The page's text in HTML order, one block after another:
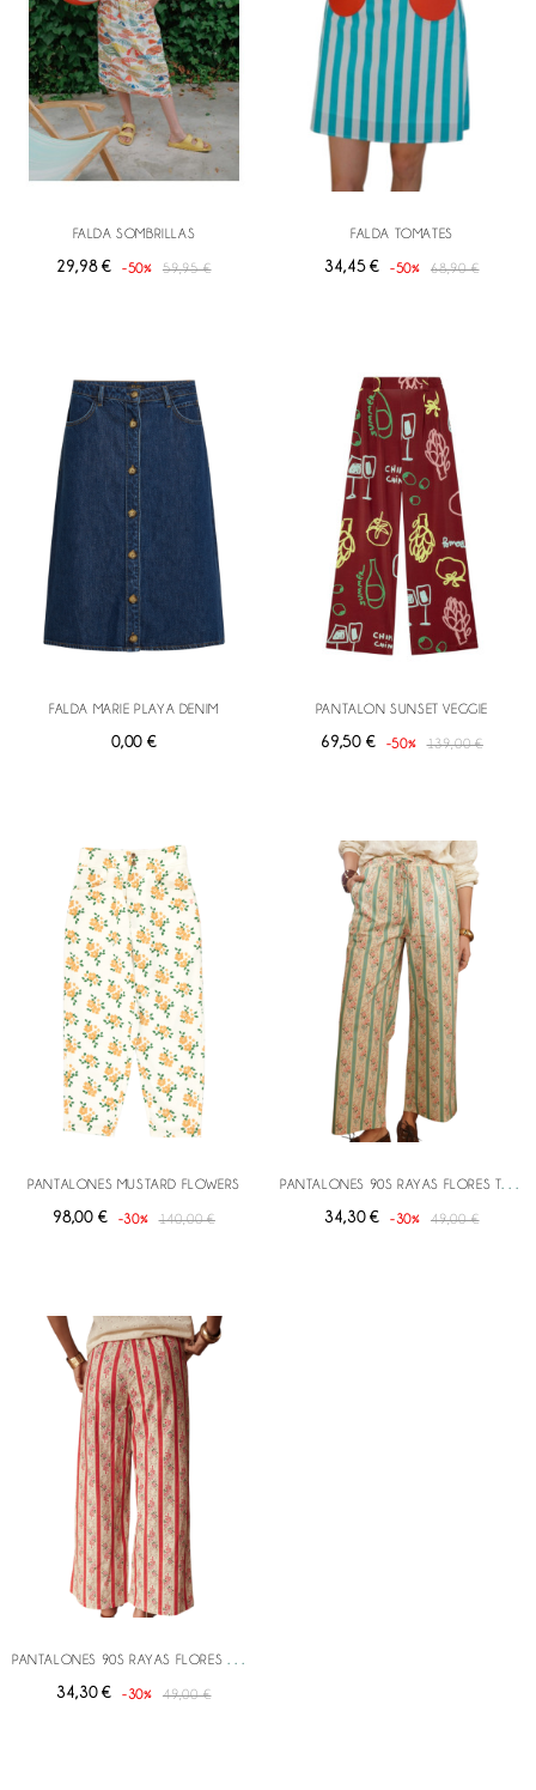
FALDA SOMBRILLAS
29,98 € -50% 59,95 €
FALDA TOMATES
34,45 € -50% 68,90 €
FALDA MARIE PLAYA DENIM
0,00 €
PANTALON SUNSET VEGGIE
69,50 € -50% 139,00 €
PANTALONES MUSTARD FLOWERS
98,00 € -30% 140,00 € 34,30 € -30% 49,00 €
34,30 € -30% 49,00 €